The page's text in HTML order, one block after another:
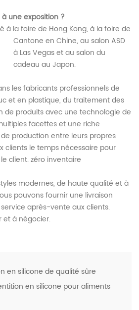
une exposition ?
à la foire de Hong Kong, à la foire de
Cantone en Chine, au salon ASD
à Las Vegas et au salon du
cadeau au Japon.
les fabricants professionnels de
et en plastique, du traitement des
de produits avec une technologie de
facettes et une riche
production entre leurs propres
clients le temps nécessaire pour
client. zéro inventaire
modernes, de haute qualité et à
pouvons fournir une livraison
après-vente aux clients.
et à négocier.
en silicone de qualité sûre
en silicone pour aliments